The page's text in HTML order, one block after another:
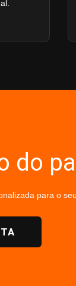
do
para o